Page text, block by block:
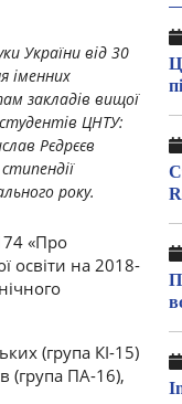
України від 30
іменних
закладів вищої
ЦНТУ:
Рєдрєєв
року.
«Про
освіти на 2018-
(група КІ-15)
(група ПА-16),